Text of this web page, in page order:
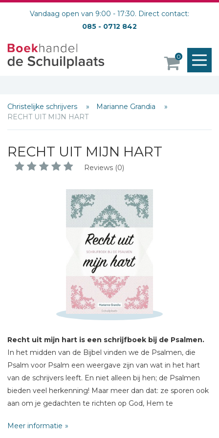
Vandaag open van 9:00 - 17:30. Direct contact:
085 - 0712 842
0
Christelijke schrijvers
Marianne Grandia
RECHT UIT MIJN HART
RECHT UIT MIJN HART
Reviews (0)
Recht uit mijn hart is een schrijfboek bij de Psalmen.
In het midden van de Bijbel vinden we de Psalmen, die
Psalm voor Psalm een weergave zijn van wat in het hart
van de schrijvers leeft. En niet alleen bij hen; de Psalmen
bieden veel herkenning! Maar meer dan dat: ze sporen ook
aan om je gedachten te richten op God, Hem te
Meer informatie
Schrijf hieronder je review!
Bericht *